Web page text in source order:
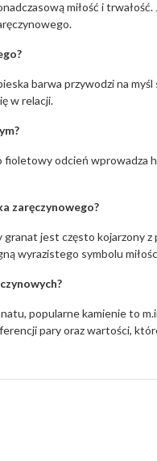
miłość i
barwa przywodzi na
w relacji.
odcień wprowadza
zaręczynowego?
jest często kojarzony
wyrazistego symbolu
popularne kamienie to
pary oraz wartości,